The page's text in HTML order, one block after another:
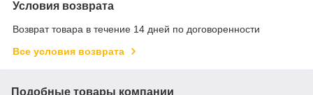
Условия возврата
Возврат товара в течение 14 дней по договоренности
Все условия возврата
Подобные товары компании